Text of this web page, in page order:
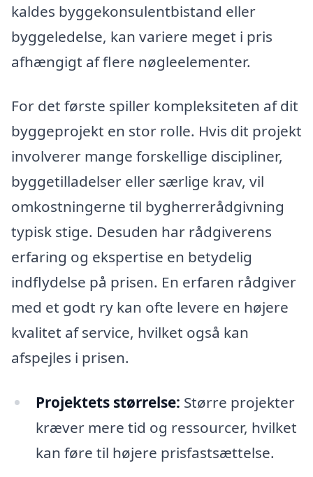
kaldes byggekonsulentbistand eller
byggeledelse, kan variere meget i pris
afhængigt af flere nøgleelementer.
For det første spiller kompleksiteten af dit
byggeprojekt en stor rolle. Hvis dit projekt
involverer mange forskellige discipliner,
byggetilladelser eller særlige krav, vil
omkostningerne til bygherrerådgivning
typisk stige. Desuden har rådgiverens
erfaring og ekspertise en betydelig
indflydelse på prisen. En erfaren rådgiver
med et godt ry kan ofte levere en højere
kvalitet af service, hvilket også kan
afspejles i prisen.
Projektets størrelse: Større projekter
kræver mere tid og ressourcer, hvilket
kan føre til højere prisfastsættelse.